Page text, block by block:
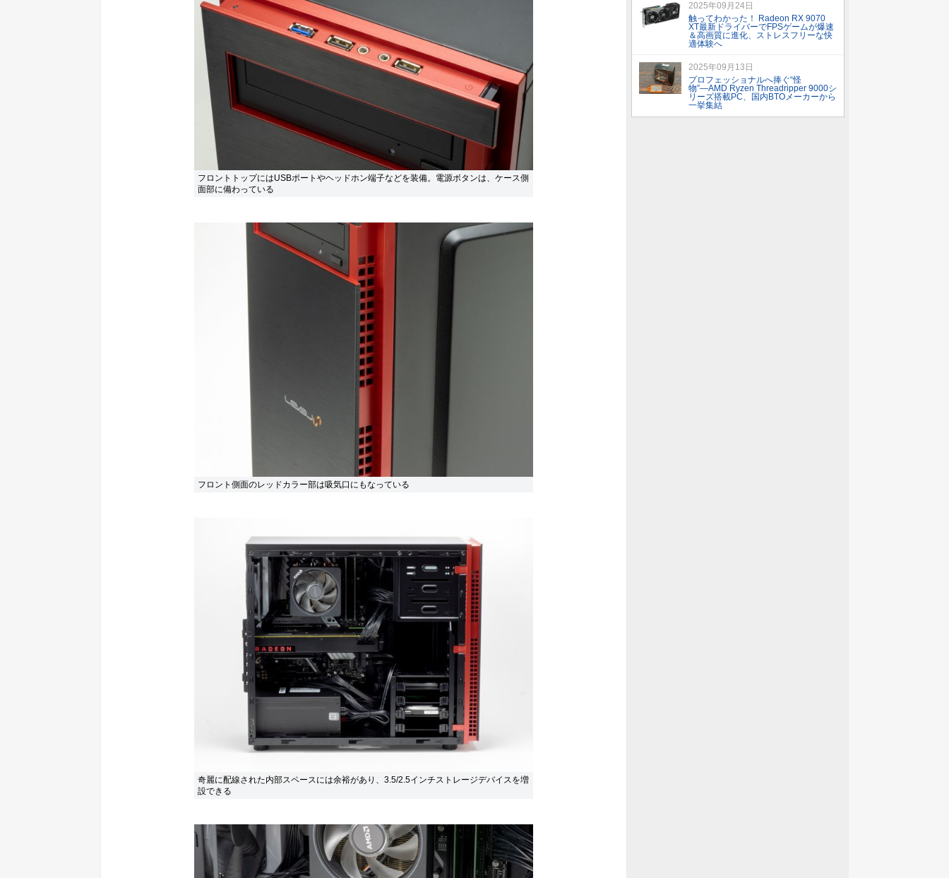
フロントトップにはUSBポートやヘッドホン端子などを装備。電源ボタンは、ケース側
面部に備わっている
フロント側面のレッドカラー部は吸気口にもなっている
奇麗に配線された内部スペースには余裕があり、3.5/2.5インチストレージデバイスを増
設できる
2025年09月24日
触ってわかった！ Radeon RX 9070
XT最新ドライバーでFPSゲームが爆速
＆高画質に進化、ストレスフリーな快
適体験へ
2025年09月13日
プロフェッショナルへ捧ぐ“怪
物”―AMD Ryzen Threadripper 9000シ
リーズ搭載PC、国内BTOメーカーから
一挙集結